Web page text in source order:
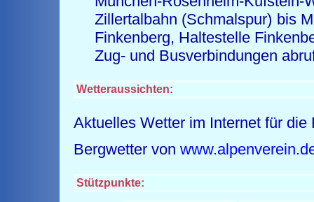
Zillertalbahn (Schmalspur) bis
Finkenberg, Haltestelle
Zug- und Busverbindungen
Wetteraussichten:
Aktuelles Wetter im Internet für
Bergwetter von
Stützpunkte: